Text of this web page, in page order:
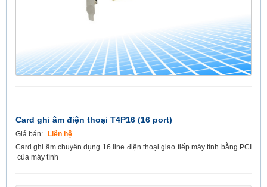
Card ghi âm điện thoại T4P16 (16 port)
Giá bán:
Liên hệ
Card ghi âm chuyên dụng 16 line điện thoại giao tiếp máy tính bằng PCI
của máy tính